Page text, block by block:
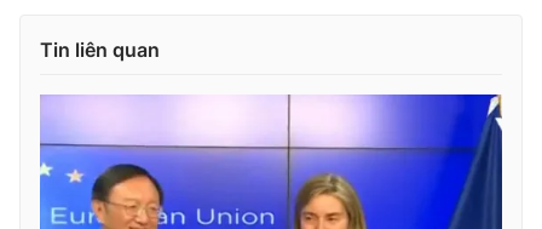
Thị trường
Lịch phát sóng
Chuyên mục khác
Emagazine Podcast
Tin liên quan